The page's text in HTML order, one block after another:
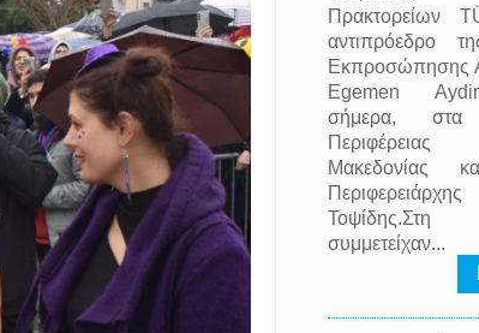
Πρακτορείων
αντιπρόεδρο
Εκπροσώπησης
Egemen
σήμερα, στα
Μακεδονίας
συμμετείχαν...